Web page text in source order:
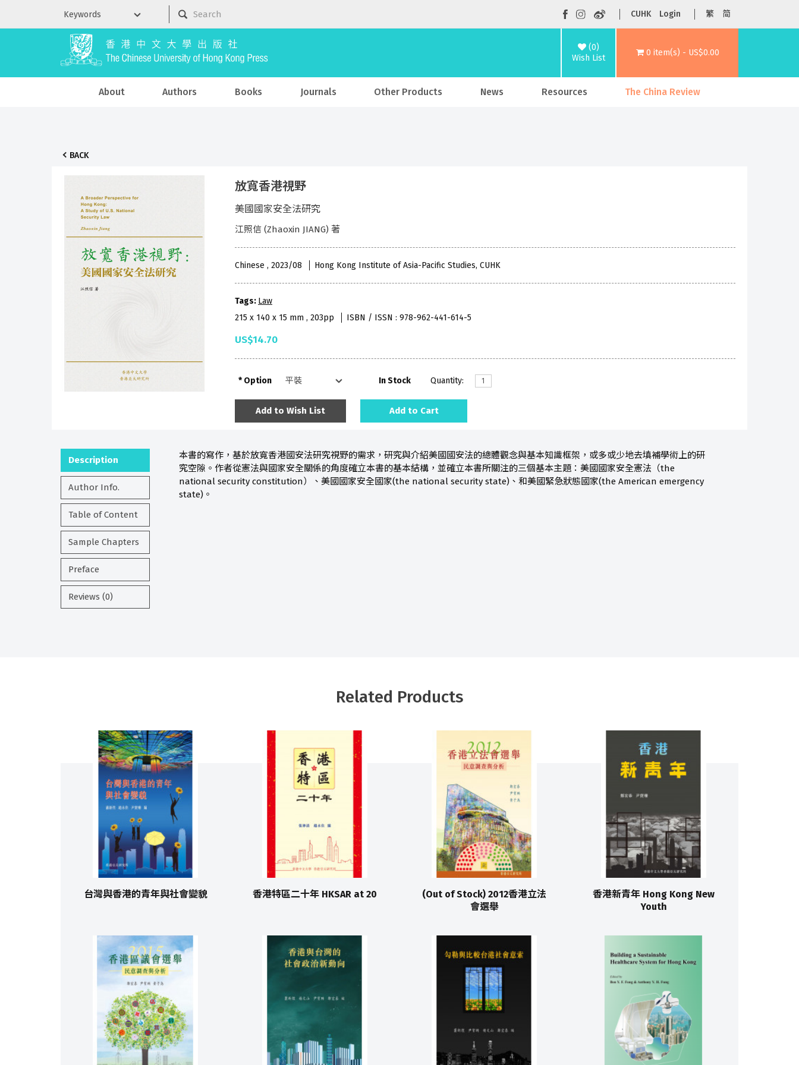
CUHK Login 繁 简
(0)
Wish List
0 item(s) - US$0.00
About Authors Books Journals Other Products News Resources The China Review
BACK
放寬香港視野
美國國家安全法研究
江照信 (Zhaoxin JIANG) 著
Chinese , 2023/08 Hong Kong Institute of Asia-Pacific Studies, CUHK
Tags: Law
215 x 140 x 15 mm , 203pp
ISBN / ISSN : 978-962-441-614-5
US$14.70
Option In Stock Quantity:
Add to Wish List Add to Cart
Description
Author Info.
Table of Content
Sample Chapters
Preface
Reviews (0)
本書的寫作，基於放寬香港國安法研究視野的需求，研究與介紹美國國安法的總體觀念與基本知識框架，或多或少地去填補學術上的研
究空隙。作者從憲法與國家安全關係的角度確立本書的基本結構，並確立本書所關注的三個基本主題：美國國家安全憲法（the
national security constitution）、美國國家安全國家(the national security state)、和美國緊急狀態國家(the American emergency
state)。
Related Products
台灣與香港的青年與社會變貌 香港特區二十年 HKSAR at 20
(Out of Stock) 2012香港立法
會選舉
香港新青年 Hong Kong New
Youth